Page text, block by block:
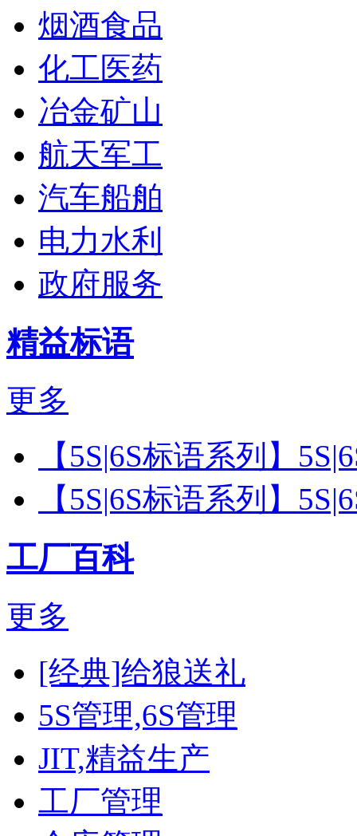
烟酒食品
化工医药
冶金矿山
航天军工
汽车船舶
电力水利
政府服务
精益标语
更多
【5S|6S标语系列】
【5S|6S标语系列】
工厂百科
更多
[经典]给狼送礼
5S管理,6S管理
JIT,精益生产
工厂管理